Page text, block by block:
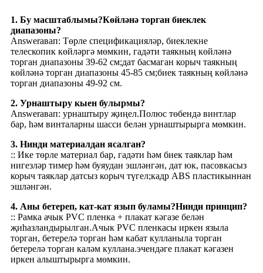
1. Бу масштаблымы?Көйләнә торган биеклек
диапазоны?
Answerавап: Төрле спецификацияләр, биеклекне
телескопик көйләргә мөмкин, гадәти таякның көйләнә
торган диапазоны 39-62 см;дат басмаган корыч таякның
көйләнә торган диапазоны 45-85 см;биек таякның көйләнә
торган диапазоны 49-92 см.
2. Урнаштыру кыен булырмы?
Answerавап: урнаштыру җиңел.Полюс төбендә винтлар
бар, һәм винталарны шасси белән урнаштырырга мөмкин.
3. Нинди материалдан ясалган?
:: Ике төрле материал бар, гадәти һәм биек таяклар һәм
нигезләр тимер һәм буяудан эшләнгән, дат юк, пасовкасыз
корыч таяклар датсыз корыч түгел;кадр ABS пластикыннан
эшләнгән.
4. Аны бетереп, кат-кат язып буламы?Нинди принцип?
:: Рамка ачык PVC пленка + плакат кәгазе белән
җиһазландырылган.Ачык PVC пленкасы иркен языла
торган, бетерелә торган һәм кабат кулланыла торган
бетерелә торган каләм куллана.эчендәге плакат кәгазен
иркен алыштырырга мөмкин.